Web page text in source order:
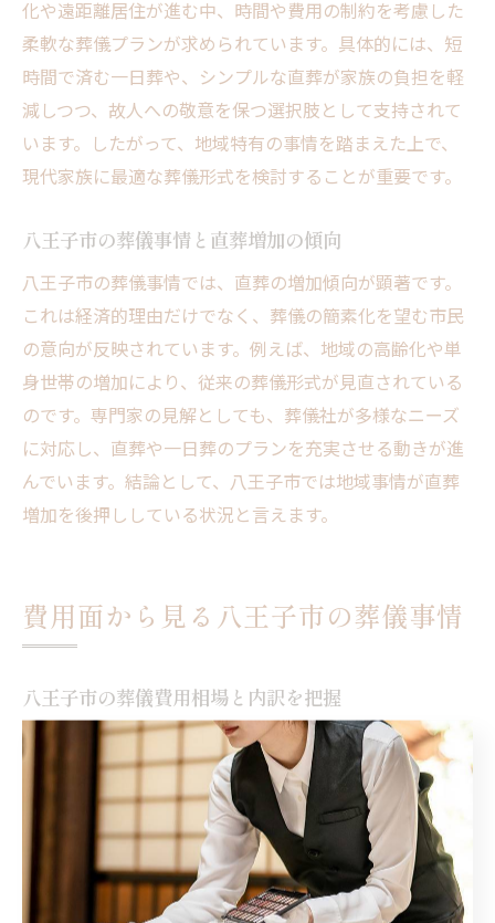
化や遠距離居住が進む中、時間や費用の制約を考慮した
柔軟な葬儀プランが求められています。具体的には、短
時間で済む一日葬や、シンプルな直葬が家族の負担を軽
減しつつ、故人への敬意を保つ選択肢として支持されて
います。したがって、地域特有の事情を踏まえた上で、
現代家族に最適な葬儀形式を検討することが重要です。
八王子市の葬儀事情と直葬増加の傾向
八王子市の葬儀事情では、直葬の増加傾向が顕著です。
これは経済的理由だけでなく、葬儀の簡素化を望む市民
の意向が反映されています。例えば、地域の高齢化や単
身世帯の増加により、従来の葬儀形式が見直されている
のです。専門家の見解としても、葬儀社が多様なニーズ
に対応し、直葬や一日葬のプランを充実させる動きが進
んでいます。結論として、八王子市では地域事情が直葬
増加を後押ししている状況と言えます。
費用面から見る八王子市の葬儀事情
八王子市の葬儀費用相場と内訳を把握
八王子市での葬儀費用の相場と内訳を把握することは、
納得できる葬儀を計画するうえで不可欠です。一般的に
費用は葬儀の規模や形式によって異なりますが、式場使
用料、祭壇費、僧侶へのお布施、遺体搬送費用などが主
な内訳です。これらを理解することで、予算管理がしや
すくなり、無理のないプランニングが可能になります。